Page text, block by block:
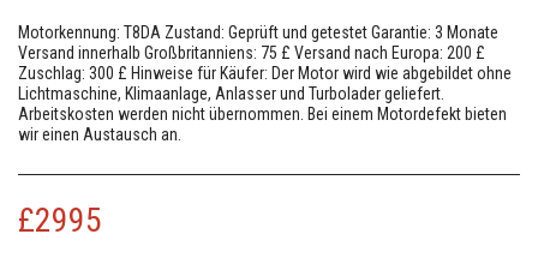
Motorkennung: T8DA Zustand: Geprüft und getestet Garantie: 3 Monate
Versand innerhalb Großbritanniens: 75 £ Versand nach Europa: 200 £
Zuschlag: 300 £ Hinweise für Käufer: Der Motor wird wie abgebildet ohne
Lichtmaschine, Klimaanlage, Anlasser und Turbolader geliefert.
Arbeitskosten werden nicht übernommen. Bei einem Motordefekt bieten
wir einen Austausch an.
£2995